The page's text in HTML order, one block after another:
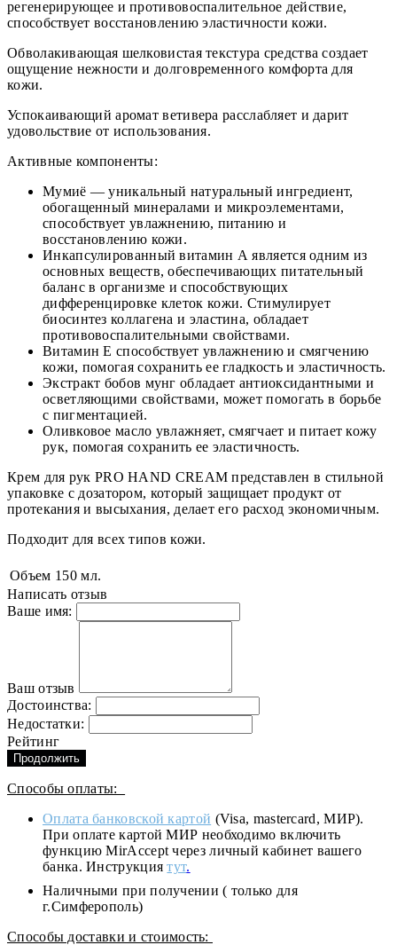
регенерирующее и противовоспалительное действие,
способствует восстановлению эластичности кожи.
Обволакивающая шелковистая текстура средства создает
ощущение нежности и долговременного комфорта для
кожи.
Успокаивающий аромат ветивера расслабляет и дарит
удовольствие от использования.
Активные компоненты:
Мумиё — уникальный натуральный ингредиент,
обогащенный минералами и микроэлементами,
способствует увлажнению, питанию и
восстановлению кожи.
Инкапсулированный витамин А является одним из
основных веществ, обеспечивающих питательный
баланс в организме и способствующих
дифференцировке клеток кожи. Стимулирует
биосинтез коллагена и эластина, обладает
противовоспалительными свойствами.
Витамин Е способствует увлажнению и смягчению
кожи, помогая сохранить ее гладкость и эластичность.
Экстракт бобов мунг обладает антиоксидантными и
осветляющими свойствами, может помогать в борьбе
с пигментацией.
Оливковое масло увлажняет, смягчает и питает кожу
рук, помогая сохранить ее эластичность.
Крем для рук PRO HAND CREAM представлен в стильной
упаковке с дозатором, который защищает продукт от
протекания и высыхания, делает его расход экономичным.
Подходит для всех типов кожи.
Объем 150 мл.
Написать отзыв
Ваше имя:
Ваш отзыв
Достоинства:
Недостатки:
Рейтинг
Продолжить
Способы оплаты:
Оплата банковской картой (Visa, mastercard, МИР).
При оплате картой МИР необходимо включить
функцию MirAccept через личный кабинет вашего
банка. Инструкциятут.
Наличными при получении ( только для
г.Симферополь)
Способы доставки и стоимость: